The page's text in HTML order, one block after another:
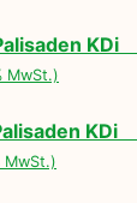
KDi
MwSt.)
KDi
MwSt.)